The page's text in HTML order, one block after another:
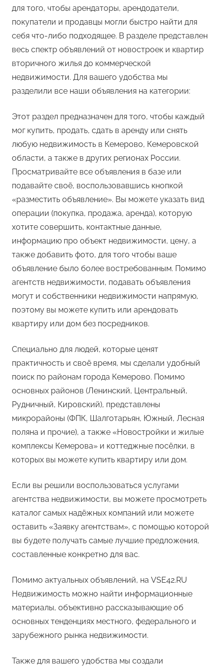
для того, чтобы арендаторы, арендодатели,
покупатели и продавцы могли быстро найти для
себя что-либо подходящее. В разделе представлен
весь спектр объявлений от новостроек и квартир
вторичного жилья до коммерческой
недвижимости. Для вашего удобства мы
разделили все наши объявления на категории:
Этот раздел предназначен для того, чтобы каждый
мог купить, продать, сдать в аренду или снять
любую недвижимость в Кемерово, Кемеровской
области, а также в других регионах России.
Просматривайте все объявления в базе или
подавайте своё, воспользовавшись кнопкой
«разместить объявление». Вы можете указать вид
операции (покупка, продажа, аренда), которую
хотите совершить, контактные данные,
информацию про объект недвижимости, цену, а
также добавить фото, для того чтобы ваше
объявление было более востребованным. Помимо
агентств недвижимости, подавать объявления
могут и собственники недвижимости напрямую,
поэтому вы можете купить или арендовать
квартиру или дом без посредников.
Специально для людей, которые ценят
практичность и своё время, мы сделали удобный
поиск по районам города Кемерово. Помимо
основных районов (Ленинский, Центральный,
Рудничный, Кировский), представлены
микрорайоны (ФПК, Шалготарьян, Южный, Лесная
поляна и прочие), а также «Новостройки и жилые
комплексы Кемерова» и коттеджные посёлки, в
которых вы можете купить квартиру или дом.
Если вы решили воспользоваться услугами
агентства недвижимости, вы можете просмотреть
каталог самых надёжных компаний или можете
оставить «Заявку агентствам», с помощью которой
вы будете получать самые лучшие предложения,
составленные конкретно для вас.
Помимо актуальных объявлений, на VSE42.RU
Недвижимость можно найти информационные
материалы, объективно рассказывающие об
основных тенденциях местного, федерального и
зарубежного рынка недвижимости.
Также для вашего удобства мы создали